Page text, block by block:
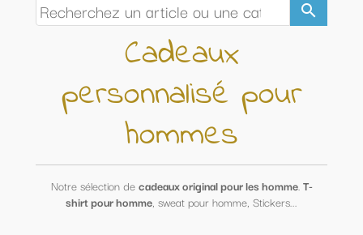
search
Cadeaux
personnalisé pour
hommes
Notre sélection decadeaux original pour les homme.T-
shirt pour homme, sweat pour homme, Stickers...